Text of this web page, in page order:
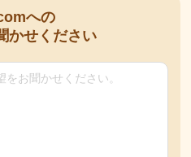
への
かせください